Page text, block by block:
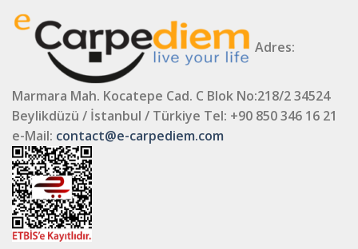
Adres:
Marmara Mah. Kocatepe Cad. C Blok No:218/2 34524
Beylikdüzü / İstanbul / Türkiye Tel: +90 850 346 16 21
e-Mail: contact@e-carpediem.com